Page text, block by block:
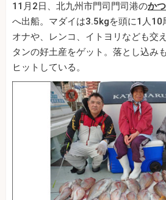
11月2日、北九州市門司門司港のか
へ出船。マダイは3.5kgを頭に1人10
オナや、レンコ、イトヨリなども交
タンの好土産をゲット。落とし込み
ヒットしている。